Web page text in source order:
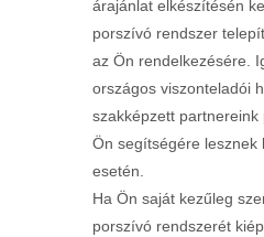
árajánlat elkészítésén
porszívó rendszer
az Ön rendelkezésére.
országos viszonteladói
szakképzett partnereink
Ön segítségére lesznek
esetén.
Ha Ön saját kezűleg
porszívó rendszerét